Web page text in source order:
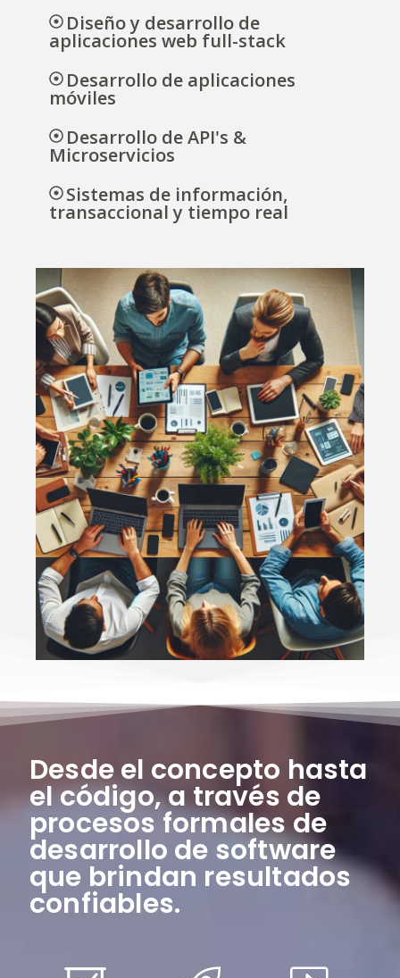
Diseño y desarrollo de
aplicaciones web full-stack
Desarrollo de aplicaciones
móviles
Desarrollo de API's &
Microservicios
Sistemas de información,
transaccional y tiempo real
Desde el concepto hasta
el código, a través de
procesos formales de
desarrollo de software
que brindan resultados
confiables.